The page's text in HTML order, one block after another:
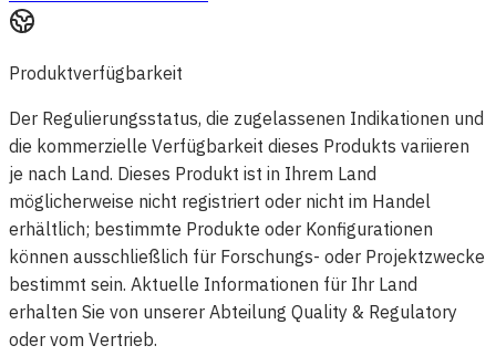
Produktverfügbarkeit
Der Regulierungsstatus, die zugelassenen Indikationen und
die kommerzielle Verfügbarkeit dieses Produkts variieren
je nach Land. Dieses Produkt ist in Ihrem Land
möglicherweise nicht registriert oder nicht im Handel
erhältlich; bestimmte Produkte oder Konfigurationen
können ausschließlich für Forschungs- oder Projektzwecke
bestimmt sein. Aktuelle Informationen für Ihr Land
erhalten Sie von unserer Abteilung Quality & Regulatory
oder vom Vertrieb.